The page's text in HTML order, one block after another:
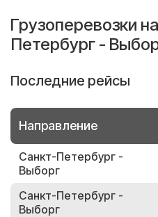
Грузоперевозки
Петербург -
Последние рейсы
Направление
Санкт-Петербург -
Выборг
Санкт-Петербург -
Выборг